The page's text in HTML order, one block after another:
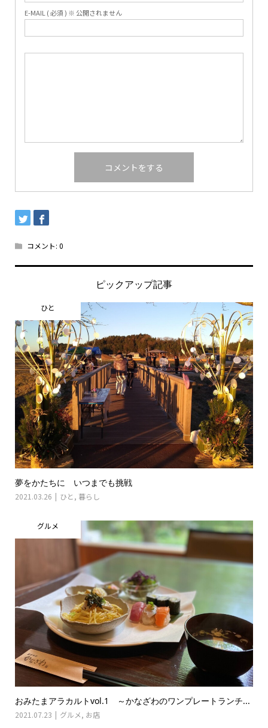
E-MAIL ( 必須 ) ※ 公開されません
コメント: 0
ピックアップ記事
ひと
夢をかたちに いつまでも挑戦
2021.03.26 ひと , 暮らし
グルメ
おみたまアラカルトvol.1 ～かなざわのワンプレートランチ...
2021.07.23 グルメ, お店